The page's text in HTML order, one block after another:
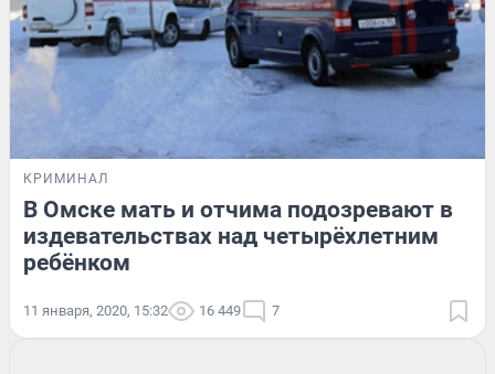
КРИМИНАЛ
В Омске мать и отчима подозревают в
издевательствах над четырёхлетним
ребёнком
11 января, 2020, 15:32 16 449 7